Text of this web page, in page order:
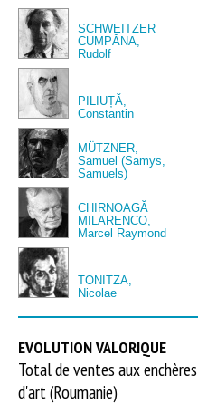
SCHWEITZER
CUMPĂNA,
Rudolf
PILIUȚĂ,
Constantin
MÜTZNER,
Samuel (Samys,
Samuels)
CHIRNOAGĂ
MILARENCO,
Marcel Raymond
TONITZA,
Nicolae
EVOLUTION VALORIQUE
Total de ventes aux enchères
d'art (Roumanie)